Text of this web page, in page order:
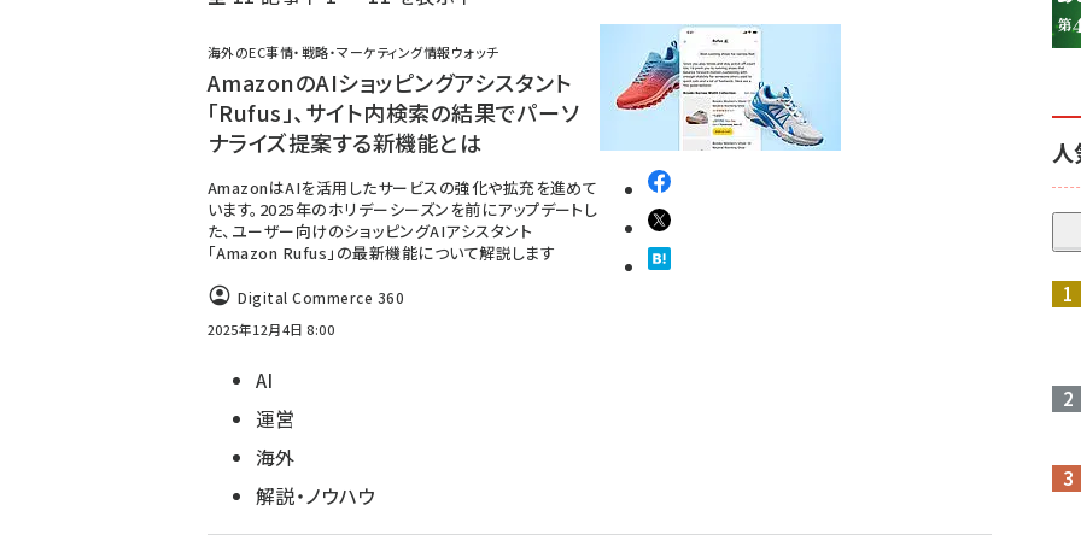
ず
海外のEC事情・戦略・マーケティング情報ウォッチ
AmazonのAIショッピングアシスタント
「Rufus」、サイト内検索の結果でパーソ
ナライズ提案する新機能とは
AmazonはAIを活用したサービスの強化や拡充を進めて
います。2025年のホリデーシーズンを前にアップデートし
た、ユーザー向けのショッピングAIアシスタント
「Amazon Rufus」の最新機能について解説します
Digital Commerce 360
2025年12月4日 8:00
AI
運営
海外
解説・ノウハウ